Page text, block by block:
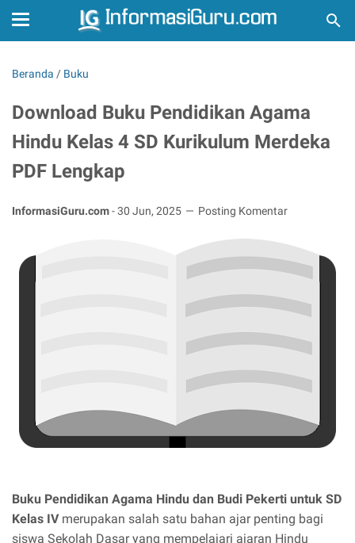
Beranda / Buku
Download Buku Pendidikan Agama
Hindu Kelas 4 SD Kurikulum Merdeka
PDF Lengkap
InformasiGuru.com-30 Jun, 2025 Posting Komentar
Buku Pendidikan Agama Hindu dan Budi Pekerti untuk SD
Kelas IV merupakan salah satu bahan ajar penting bagi
siswa Sekolah Dasar yang mempelajari ajaran Hindu